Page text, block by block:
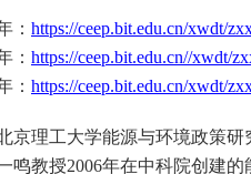
： https://ceep.bit.edu.cn/xwdt/
： https://ceep.bit.edu.cn//xwdt/
： https://ceep.bit.edu.cn/xwdt/
京理工大学能源与环境政策研
鸣教授2006年在中科院创建的